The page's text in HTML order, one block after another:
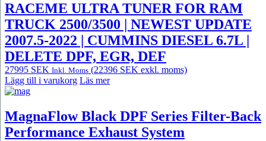
RACEME ULTRA TUNER FOR RAM
TRUCK 2500/3500 | NEWEST UPDATE
2007.5-2022 | CUMMINS DIESEL 6.7L |
DELETE DPF, EGR, DEF
27995 SEK Inkl. Moms (22396 SEK exkl. moms)
Lägg till i varukorg Läs mer
MagnaFlow Black DPF Series Filter-Back
Performance Exhaust System